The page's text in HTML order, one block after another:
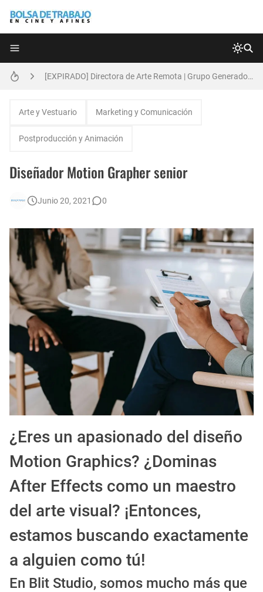
[EXPIRADO] Directora de Arte Remota | Grupo Generadores | Bolsa de Trabajo en Cine y Afines
🌎 Video Editor Ads - Naked & Thriving (Remoto)
Búsqueda: Diseñador/a Gráfico Freelance - Cornelia (Remoto)
EXPIRADO: Creative Director en BLOODY (Madrid, España) - Referencia Salarial
Guía definitiva para buscar trabajo de Cine en Argentina (2026) | Sueldos y Sindicatos
Arte y Vestuario Marketing y Comunicación
Postproducción y Animación
Diseñador Motion Grapher senior
Junio 20, 2021 0
¿Eres un apasionado del diseño
Motion Graphics? ¿Dominas
After Effects como un maestro
del arte visual? ¡Entonces,
estamos buscando exactamente
a alguien como tú!
En Blit Studio, somos mucho más que